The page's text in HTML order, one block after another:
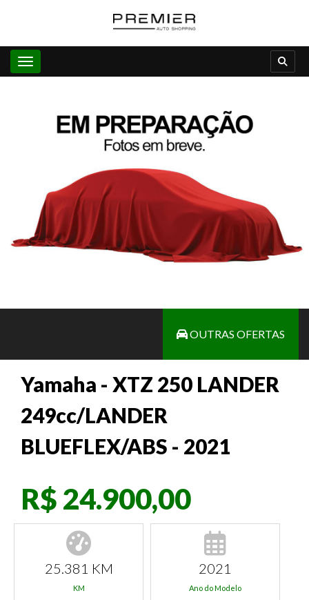
Toggle navigation
OUTRAS OFERTAS
Yamaha - XTZ 250 LANDER
249cc/LANDER
BLUEFLEX/ABS - 2021
R$ 24.900,00
25.381 KM
KM
2021
Ano do Modelo